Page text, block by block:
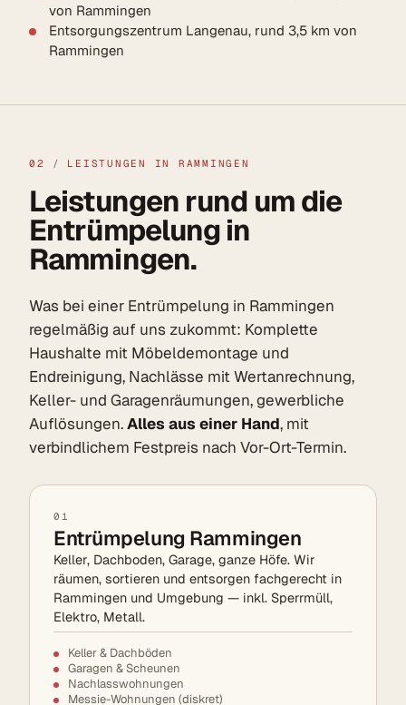
von Rammingen
Entsorgungszentrum Langenau, rund 3,5 km von
Rammingen
02 / LEISTUNGEN IN RAMMINGEN
Leistungen rund um die
Entrümpelung in
Rammingen.
Was bei einer Entrümpelung in Rammingen
regelmäßig auf uns zukommt: Komplette
Haushalte mit Möbeldemontage und
Endreinigung, Nachlässe mit Wertanrechnung,
Keller- und Garagenräumungen, gewerbliche
Auflösungen.Alles aus einer Hand, mit
verbindlichem Festpreis nach Vor-Ort-Termin.
01
Entrümpelung Rammingen
Keller, Dachboden, Garage, ganze Höfe. Wir
räumen, sortieren und entsorgen fachgerecht in
Rammingen und Umgebung — inkl. Sperrmüll,
Elektro, Metall.
Keller & Dachböden
Garagen & Scheunen
Nachlasswohnungen
Messie-Wohnungen (diskret)